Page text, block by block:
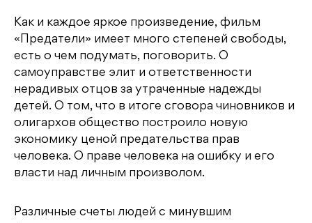
Как и каждое яркое произведение, фильм
«Предатели» имеет много степеней свободы,
есть о чем подумать, поговорить. О
самоуправстве элит и ответственности
нерадивых отцов за утраченные надежды
детей. О том, что в итоге сговора чиновников и
олигархов общество построило новую
экономику ценой предательства прав
человека. О праве человека на ошибку и его
власти над личным произволом.
Различные счеты людей с минувшим